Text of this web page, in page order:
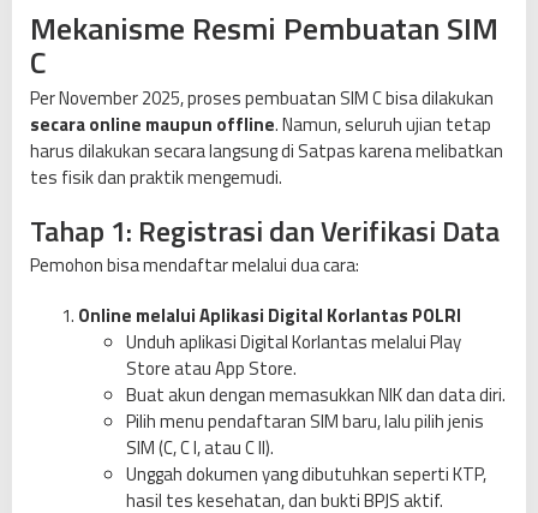
Mekanisme Resmi Pembuatan SIM
C
Per November 2025, proses pembuatan SIM C bisa dilakukan
secara online maupun offline. Namun, seluruh ujian tetap
harus dilakukan secara langsung di Satpas karena melibatkan
tes fisik dan praktik mengemudi.
Tahap 1: Registrasi dan Verifikasi Data
Pemohon bisa mendaftar melalui dua cara:
Online melalui Aplikasi Digital Korlantas POLRI
Unduh aplikasi Digital Korlantas melalui Play
Store atau App Store.
Buat akun dengan memasukkan NIK dan data diri.
Pilih menu pendaftaran SIM baru, lalu pilih jenis
SIM (C, C I, atau C II).
Unggah dokumen yang dibutuhkan seperti KTP,
hasil tes kesehatan, dan bukti BPJS aktif.